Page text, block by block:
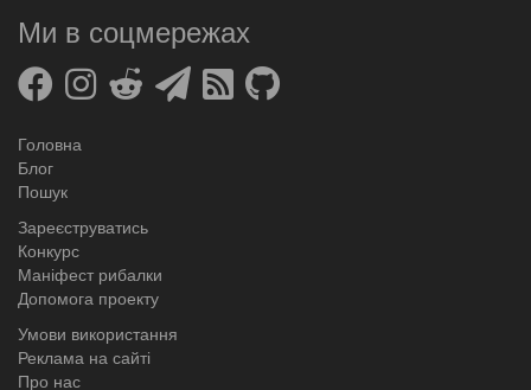
Ми в соцмережах
Головна
Блог
Пошук
Зареєструватись
Конкурс
Маніфест рибалки
Допомога проекту
Умови використання
Реклама на сайті
Про нас